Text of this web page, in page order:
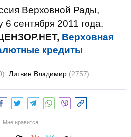
Верховной Рады,
6 сентября 2011 года.
Верховная
кредиты
Литвин Владимир (2757)
Мне нравится